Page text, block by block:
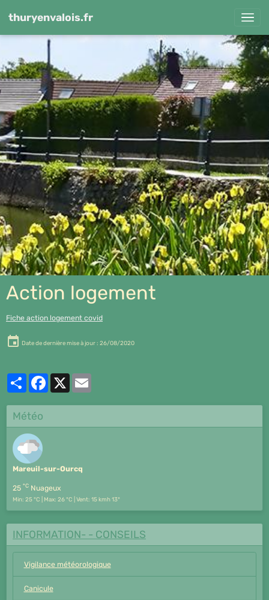
thuryenvalois.fr
Action logement
Fiche action logement covid
Date de dernière mise à jour : 26/08/2020
PartagerFacebook
Météo
Mareuil-sur-Ourcq
25 °C Nuageux
Min: 25 °C | Max: 26 °C | Vent: 15 kmh 13°
INFORMATION- - CONSEILS
Vigilance météorologique
Canicule